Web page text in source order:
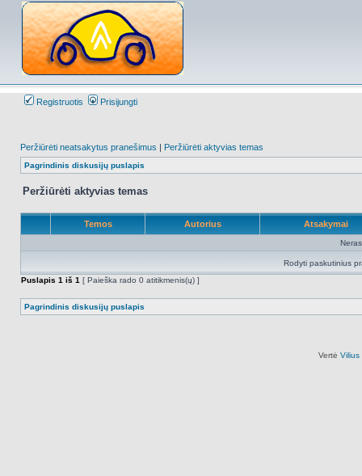
Registruotis Prisijungti
Peržiūrėti neatsakytus pranešimus | Peržiūrėti aktyvias temas
Pagrindinis diskusijų puslapis
Peržiūrėti aktyvias temas
Temos Autorius Atsakymai
Rodyti paskutinius
Puslapis 1 iš 1 [ Paieška rado 0 atitikmenis(ų) ]
Pagrindinis diskusijų puslapis
Vertė Vilius